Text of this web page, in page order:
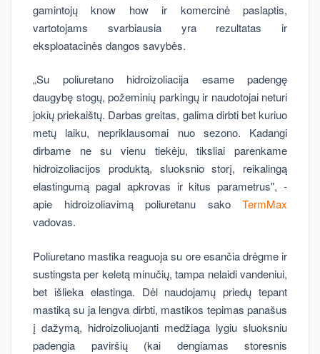
gamintojų know how ir komercinė paslaptis,
vartotojams svarbiausia yra rezultatas ir
eksploatacinės dangos savybės.
„Su poliuretano hidroizoliacija esame padengę
daugybę stogų, požeminių parkingų ir naudotojai neturi
jokių priekaištų. Darbas greitas, galima dirbti bet kuriuo
metų laiku, nepriklausomai nuo sezono. Kadangi
dirbame ne su vienu tiekėju, tiksliai parenkame
hidroizoliacijos produktą, sluoksnio storį, reikalingą
elastingumą pagal apkrovas ir kitus parametrus", -
apie hidroizoliavimą poliuretanu sako TermMax
vadovas.
Poliuretano mastika reaguoja su ore esančia drėgme ir
sustingsta per keletą minučių, tampa nelaidi vandeniui,
bet išlieka elastinga. Dėl naudojamų priedų tepant
mastiką su ja lengva dirbti, mastikos tepimas panašus
į dažymą, hidroizoliuojanti medžiaga lygiu sluoksniu
padengia paviršių (kai dengiamas storesnis